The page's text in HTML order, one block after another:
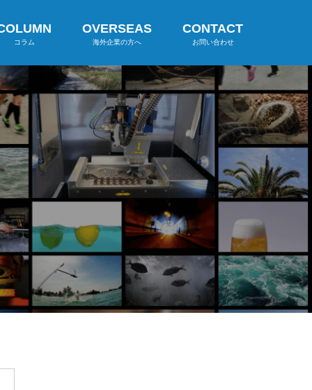
コラム
OVERSEAS
海外企業の方へ
CONTACT
お問い合わせ